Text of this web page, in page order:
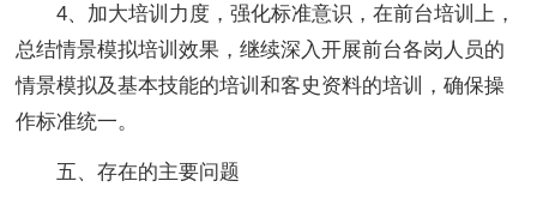
4、加大培训力度，强化标准意识，在前台培训上，
总结情景模拟培训效果，继续深入开展前台各岗人员的
情景模拟及基本技能的培训和客史资料的培训，确保操
作标准统一。
五、存在的主要问题